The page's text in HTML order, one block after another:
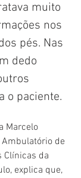
muito
nos
pés. Nas
dedo
o paciente.
Marcelo
de
Clínicas da
explica que,